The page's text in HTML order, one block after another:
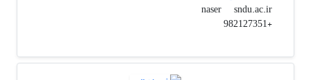
naser
sndu.ac.ir
+982127351